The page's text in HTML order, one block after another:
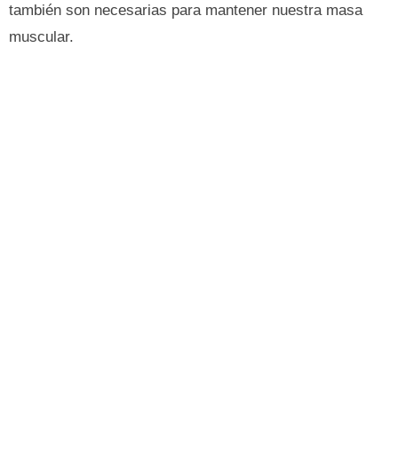
también son necesarias para mantener nuestra masa
muscular.